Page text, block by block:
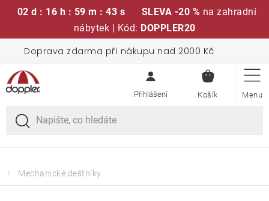
02 d : 16 h : 59 m : 43 s SLEVA -20 % na zahradní
nábytek | Kód: DOPPLER20
obsah
Doprava zdarma při nákupu nad 2000 Kč
KOŠÍK
Sedací soupravy
Slunečníky
Křesla a židle
Mechanické deštníky